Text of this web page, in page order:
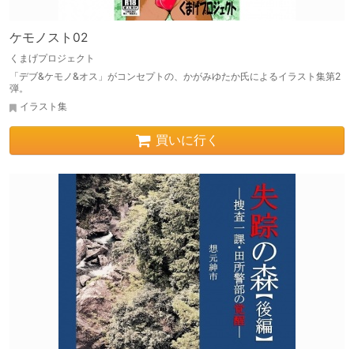
ケモノスト02
くまげプロジェクト
「デブ&ケモノ&オス」がコンセプトの、かがみゆたか氏によるイラスト集第2
弾。
イラスト集
買いに行く